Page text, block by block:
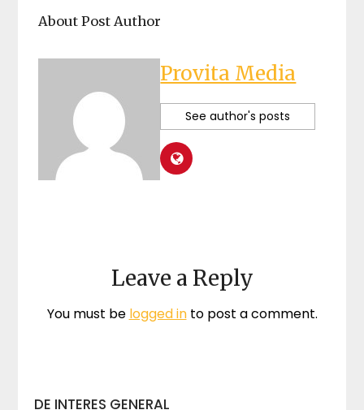
About Post Author
Provita Media
See author's posts
Leave a Reply
You must be logged into post a comment.
DE INTERES GENERAL